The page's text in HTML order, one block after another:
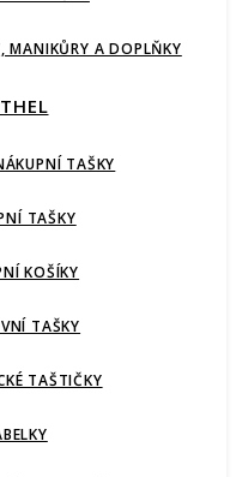
MANIKŮRY A DOPLŇKY
TAŠKY
TAŠKY
KOŠÍKY
TAŠKY
TAŠTIČKY